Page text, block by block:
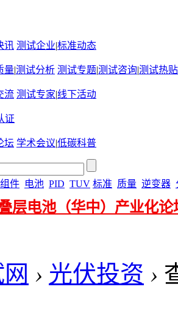
讯 测试企业|标准动态
量|测试分析 测试专题|测试咨询|测试热贴
流 测试专家|线下活动
证
坛 学术会议|低碳科普
组件 电池 PID TUV 标准 质量 逆变器
层电池（华中）产业化论
› 光伏投资 ›